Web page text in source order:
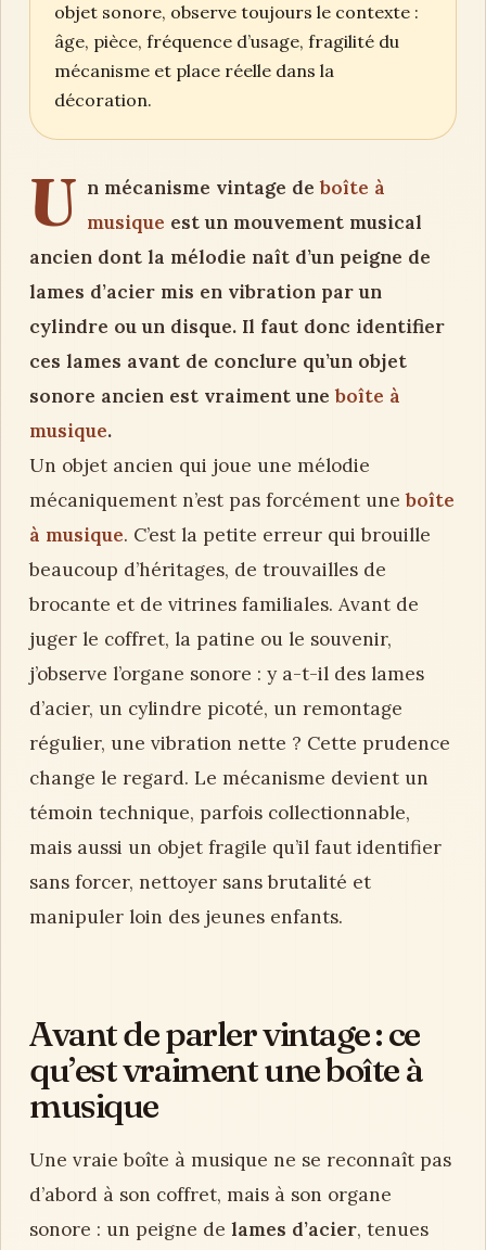
objet sonore, observe toujours le contexte :
âge, pièce, fréquence d’usage, fragilité du
mécanisme et place réelle dans la
décoration.
U n mécanisme vintage deboîte à
musique est un mouvement musical
ancien dont la mélodie naît d’un peigne de
lames d’acier mis en vibration par un
cylindre ou un disque. Il faut donc identifier
ces lames avant de conclure qu’un objet
sonore ancien est vraiment uneboîte à
musique.
Un objet ancien qui joue une mélodie
mécaniquement n’est pas forcément uneboîte
à musique. C’est la petite erreur qui brouille
beaucoup d’héritages, de trouvailles de
brocante et de vitrines familiales. Avant de
juger le coffret, la patine ou le souvenir,
j’observe l’organe sonore : y a-t-il des lames
d’acier, un cylindre picoté, un remontage
régulier, une vibration nette ? Cette prudence
change le regard. Le mécanisme devient un
témoin technique, parfois collectionnable,
mais aussi un objet fragile qu’il faut identifier
sans forcer, nettoyer sans brutalité et
manipuler loin des jeunes enfants.
Avant de parler vintage : ce
qu’est vraiment une boîte à
musique
Une vraie boîte à musique ne se reconnaît pas
d’abord à son coffret, mais à son organe
sonore : un peigne de lames d’acier, tenues